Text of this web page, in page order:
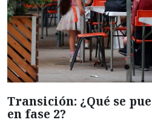
Transición: ¿Qué se
en fase 2?